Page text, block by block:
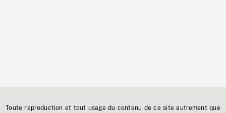
Toute reproduction et tout usage du contenu de ce site autrement que